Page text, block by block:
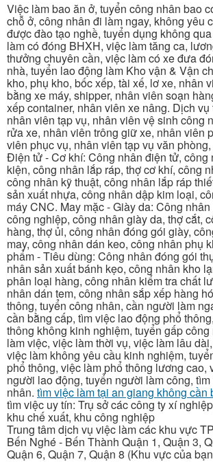
Việc làm bao ăn ở, tuyển công nhân bao
chỗ ở, công nhân đi làm ngay, không yêu
được đào tạo nghề, tuyển dụng không
làm có đóng BHXH, việc làm tăng ca,
thưởng chuyên cần, việc làm có xe đưa
nhà, tuyển lao động làm Kho vận & Vận
kho, phụ kho, bốc xếp, tài xế, lơ xe, nhân
bằng xe máy, shipper, nhân viên soạn
xếp container, nhân viên xe nâng. Dịch vụ
nhân viên tạp vụ, nhân viên vệ sinh công
rửa xe, nhân viên trông giữ xe, nhân viên
viên phục vụ, nhân viên tạp vụ văn
Điện tử - Cơ khí: Công nhân điện tử, công
kiện, công nhân lắp ráp, thợ cơ khí, công
công nhân kỹ thuật, công nhân lắp ráp
sản xuất nhựa, công nhân dập kim loại,
máy CNC. May mặc - Giày da: Công
công nghiệp, công nhân giày da, thợ cắt,
hàng, thợ ủi, công nhân đóng gói giày,
may, công nhân dán keo, công nhân phụ
phẩm - Tiêu dùng: Công nhân đóng gói
nhân sản xuất bánh kẹo, công nhân kho
phân loại hàng, công nhân kiểm tra chất
nhân dán tem, công nhân sắp xếp hàng
thông, tuyển công nhân, cần người làm
cần bằng cấp, tìm việc lao động phổ
thông không kinh nghiệm, tuyển gấp
làm việc, việc làm thời vụ, việc làm lâu
việc làm không yêu cầu kinh nghiệm,
phổ thông, việc làm phổ thông lương cao,
người lao động, tuyển người làm công,
nhân. tìm việc làm tại an giang không cần
tìm việc uy tín: Trụ sở các công ty xí
khu chế xuất, khu công nghiệp
Trung tâm dịch vụ việc làm các khu vực
Bến Nghé - Bến Thành Quận 1, Quận 3,
Quận 6, Quận 7, Quận 8 (Khu vực của